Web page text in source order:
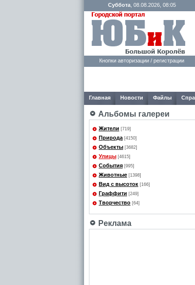
Суббота, 08.08.2026, 08:05
Кнопки авторизации / регистрации
Главная Новости Файлы
Альбомы галереи
Жители [719]
Природа [4150]
Объекты [3682]
Улицы [4615]
События [995]
Животные [1398]
Вид с высоток [166]
Граффити [249]
Творчество [64]
Реклама